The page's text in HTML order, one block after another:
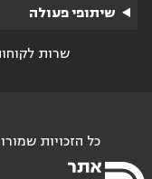
שיתופי פעולה
שרות
כל הזכויות